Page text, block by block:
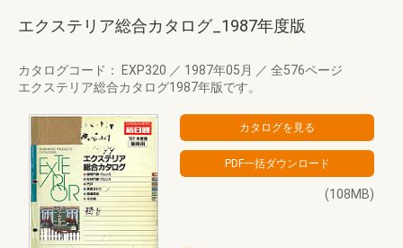
エクステリア総合カタログ_1987年度版
カタログコード： EXP320 ／ 1987年05月 ／ 全576ページ
エクステリア総合カタログ1987年版です。
(108MB)